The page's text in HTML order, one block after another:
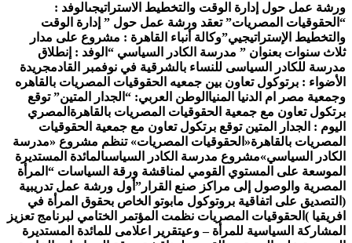
عمل حول إدارة الوقت والتخطيط الاستراتيجىالوفد :
المصريات” تعقد ورشة عمل حول ” إدارة الوقت
الإستراتيجيي”وكالة أنباء القاهرة : مشروع على مدار
سنوات بعنوان ” مدرسة الكادر السياسي “ الوفد : إنطلاق
للكادر السياسى للنساء بالشرقية في نوفمبر القادمجريدة
: برتوكول تعاون بين جمعيه الحقوقيات المصريات بالقاهره
مصر ام الدنيا المنياالوطن العربي: “الجدار المتين” توقع
تعاون مع جمعية الحقوقيات المصريات بالقاهرة المصري
: الجدار المتين توقع برتكول تعاون مع جمعية الحقوقيات
بالقاهرة «الحقوقيات المصريات» تنظم مشروع «مدرسة
السياسي»مشروع مدرسة الكادر السياسىالمائدة المستديرة
على المستوي القومي لمناقشة ورقة السياسات “المرأة
والوصول إلى مراكز صنع القرار” أول ورشة عمل تدريبية
على اتفاقية بروتوكول مابوتو الخاص بحقوق المرأة في
) الحقوقيات المصريات نظمت المؤتمر الختامي لبرنامج تعزيز
السياسية للمرأة – وعيتقرير اعلامى للمائدة المستديرة